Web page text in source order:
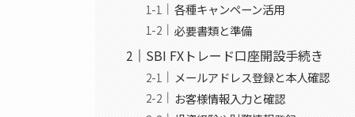
各種キャンペーン活用
必要書類と準備
SBI FXトレード口座開設手続き
メールアドレス登録と本人確認
お客様情報入力と確認